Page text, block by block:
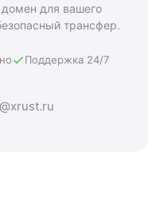
для вашего
трансфер.
Поддержка 24/7